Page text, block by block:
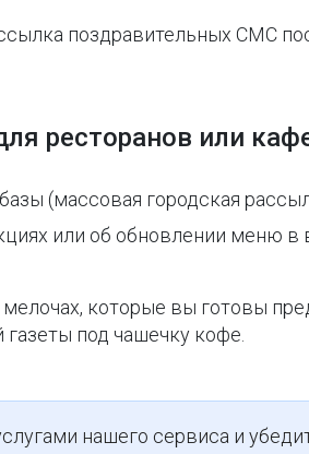
поздравительных СМС
ресторанов или
(массовая городская
или об обновлении меню в
которые вы готовы
под чашечку кофе.
нашего сервиса и